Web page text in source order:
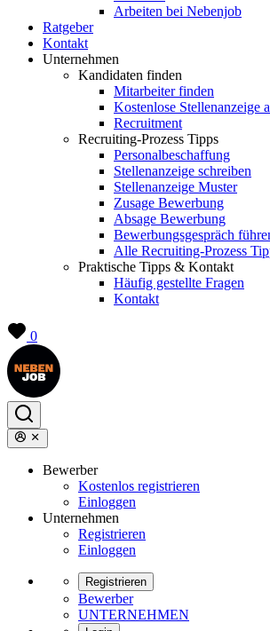
Arbeiten bei Nebenjob
Ratgeber
Kontakt
Unternehmen
Kandidaten finden
Mitarbeiter finden
Kostenlose Stellenanzeige
Recruitment
Recruiting-Prozess Tipps
Personalbeschaffung
Stellenanzeige schreiben
Stellenanzeige Muster
Zusage Bewerbung
Absage Bewerbung
Bewerbungsgespräch
Alle Recruiting-Prozess
Praktische Tipps & Kontakt
Häufig gestellte Fragen
Kontakt
0
Bewerber
Kostenlos registrieren
Einloggen
Unternehmen
Registrieren
Einloggen
Registrieren
Bewerber
UNTERNEHMEN